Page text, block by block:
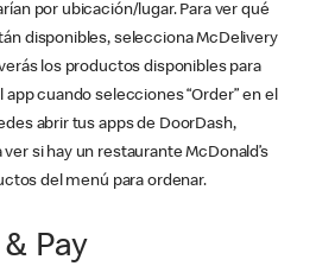
por ubicación/lugar. Para ver qué
disponibles, selecciona McDelivery
los productos disponibles para
cuando selecciones “Order” en el
abrir tus apps de DoorDash,
si hay un restaurante McDonald’s
del menú para ordenar.
Pay